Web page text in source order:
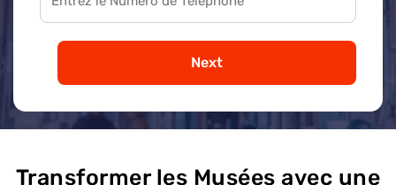
Next
Transformer les Musées avec une